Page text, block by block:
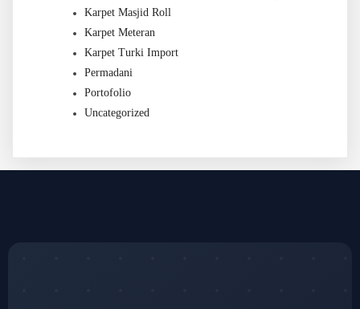
Karpet Masjid Roll
Karpet Meteran
Karpet Turki Import
Permadani
Portofolio
Uncategorized